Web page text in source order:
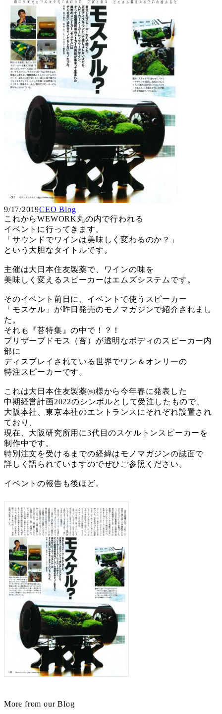
9/17/2019CEO Blog
これからWEWORK丸の内で行われる
イベントに行ってきます。
「サウンドでワインは美味しく変わるのか？」
という大胆なタイトルです。
主催は大日本住友製薬で、ワインの味を
美味しく変えるスピーカーはエムズシステムです。
そのイベント前日に、イベントで使うスピーカー
「モスケル」が昨日発売のモノマガジンで紹介されまし
た。
それも『苔特集』の中で！？！
プリザーブドモス（苔）が透明なボディのスピーカー内
部に
ディスプレイされている世界でワン＆オンリーの
特注スピーカーです。
これは大日本住友製薬㈱様から今年春に発表した
中期経営計画2022のシンボルとして受注したもので、
大阪本社、東京本社のエントランスにそれぞれ設置され
ており、
現在、大阪研究所用に3代目のスケルトンスピーカーを
制作中です。
特別注文を受けるまでの経緯はモノマガジンの誌面で
詳しく語られていますのでぜひご参照ください。
イベントの報告も後ほど。
More from our Blog